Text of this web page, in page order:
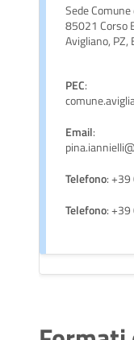
Sede
85021 Corso
Avigliano, PZ,
PEC:
Email:
Telefono:
Telefono: